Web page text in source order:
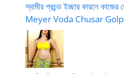
স্বামীর প্রচন্ড ইচ্ছার কারনে
Meyer Voda Chusar